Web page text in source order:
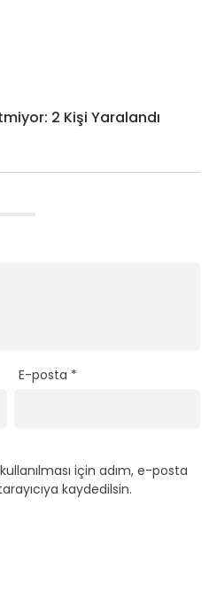
2 Kişi Yaralandı
E-posta *
için adım, e-posta
kaydedilsin.